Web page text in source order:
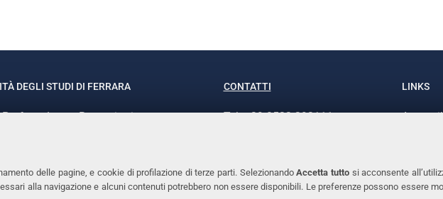
delle pagine, e cookie di profilazione di terze parti. SelezionandoAccetta tutto si acconsente
alla navigazione e alcuni contenuti potrebbero non essere disponibili. Le preferenze possono essere
DEGLI STUDI DI FERRARA
Prof.ssa Laura Ramaciotti
CONTATTI
Tel. +39 0532 293111
LINKS
Cookies